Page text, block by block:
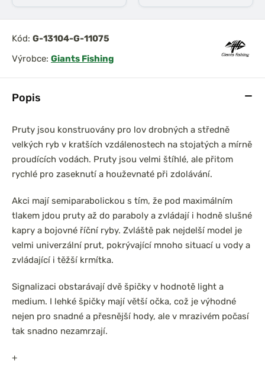
Popis
Pruty jsou konstruovány pro lov drobných a středně
velkých ryb v kratších vzdálenostech na stojatých a mírně
proudících vodách. Pruty jsou velmi štíhlé, ale přitom
rychlé pro zaseknutí a houževnaté při zdolávání.
Akci mají semiparabolickou s tím, že pod maximálním
tlakem jdou pruty až do paraboly a zvládají i hodně slušné
kapry a bojovné říční ryby. Zvláště pak nejdelší model je
velmi univerzální prut, pokrývající mnoho situací u vody a
zvládající i těžší krmítka.
Signalizaci obstarávají dvě špičky v hodnotě light a
medium. I lehké špičky mají větší očka, což je výhodné
nejen pro snadné a přesnější hody, ale v mrazivém počasí
tak snadno nezamrzají.
+
Kód: G-13104-G-11075
Výrobce: Giants Fishing